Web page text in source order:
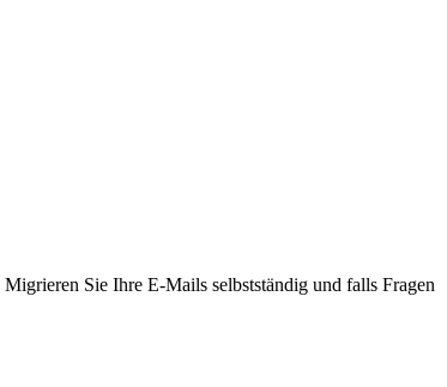
Sie Ihre E-Mails selbstständig und falls Fragen